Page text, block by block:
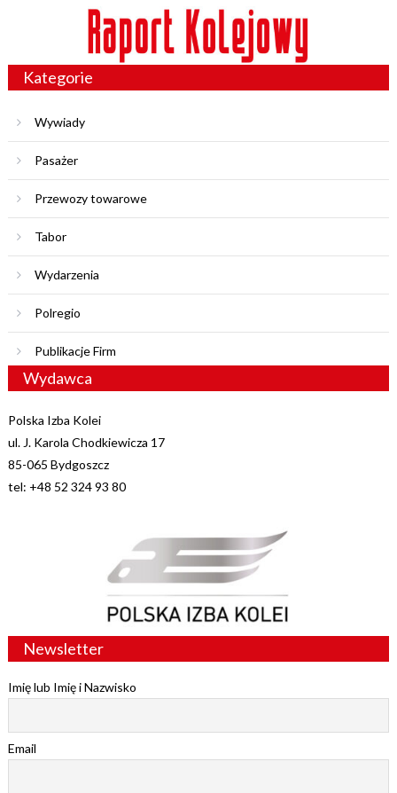
Kategorie
Wywiady
Pasażer
Przewozy towarowe
Tabor
Wydarzenia
Polregio
Publikacje Firm
Wydawca
Polska Izba Kolei
ul. J. Karola Chodkiewicza 17
85-065 Bydgoszcz
tel: +48 52 324 93 80
Newsletter
Imię lub Imię i Nazwisko
Email